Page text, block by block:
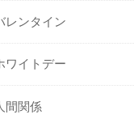
レンタイン
ワイトデー
間関係